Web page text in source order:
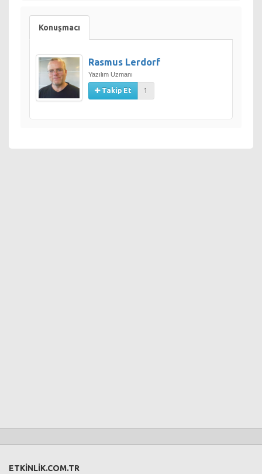
Konuşmacı
Rasmus Lerdorf
Yazılım Uzmanı
Takip Et 1
ETKİNLİK.COM.TR